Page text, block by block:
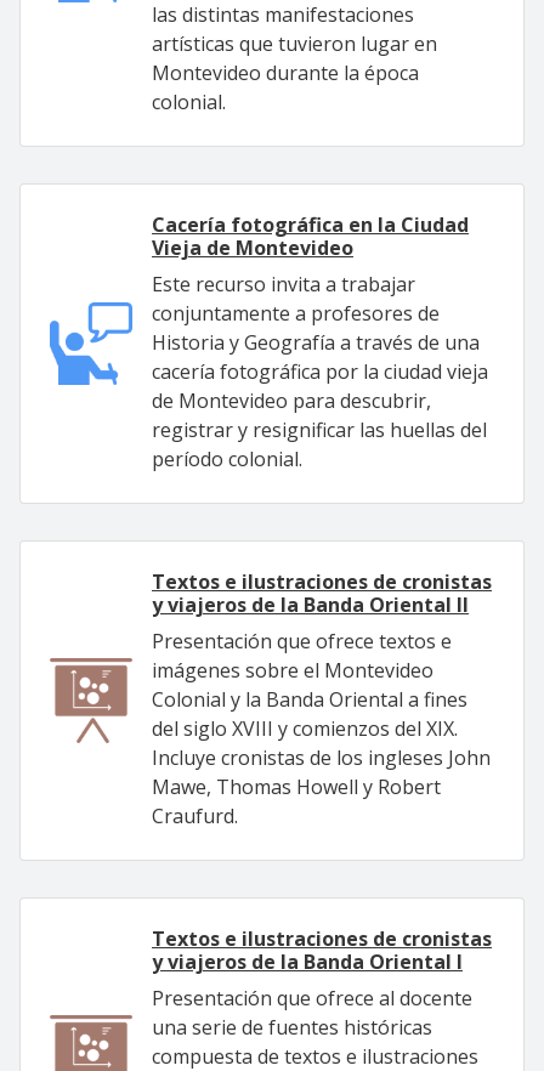
las distintas manifestaciones
artísticas que tuvieron lugar en
Montevideo durante la época
colonial.
Cacería fotográfica en la Ciudad
Vieja de Montevideo
Este recurso invita a trabajar
conjuntamente a profesores de
Historia y Geografía a través de una
cacería fotográfica por la ciudad vieja
de Montevideo para descubrir,
registrar y resignificar las huellas del
período colonial.
Textos e ilustraciones de cronistas
y viajeros de la Banda Oriental II
Presentación que ofrece textos e
imágenes sobre el Montevideo
Colonial y la Banda Oriental a fines
del siglo XVIII y comienzos del XIX.
Incluye cronistas de los ingleses John
Mawe, Thomas Howell y Robert
Craufurd.
Textos e ilustraciones de cronistas
y viajeros de la Banda Oriental I
Presentación que ofrece al docente
una serie de fuentes históricas
compuesta de textos e ilustraciones